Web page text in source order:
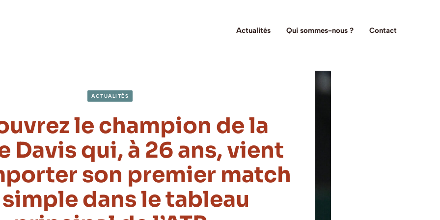
Actualités Qui sommes-nous ? Contact
ACTUALITÉS
le champion de la
Davis qui, à 26 ans, vient
son premier match
dans le tableau